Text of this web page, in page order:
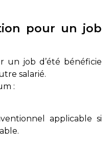
pour un job
job d’été bénéficie
salarié.
:
applicable si